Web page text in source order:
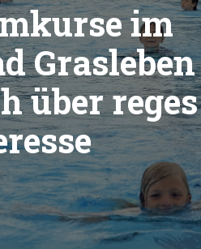
V
I
A
T
I
O
N
im
Grasleben
über reges